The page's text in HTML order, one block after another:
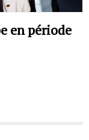
en période